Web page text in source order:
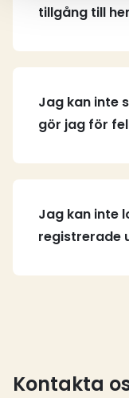
tillgång till
Jag kan inte
gör jag för
Jag kan inte
registrerade
Kontakta